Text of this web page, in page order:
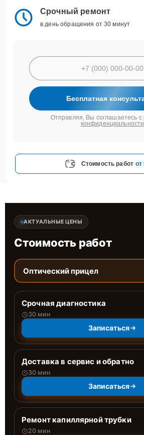
Срочный ремонт
в день обращения от 30 минут
Бесплатная
Отправляя, Вы соглашаетесь с
конфиденциальности
Стоимость работ от
АКТУАЛЬНЫЕ ЦЕНЫ
Стоимость работ
Оптический прицел
Срочная диагностика
30 мин
Записаться
Доставка в сервис и обратно
30 мин
Записаться
Ремонт капиллярной трубки
20 мин